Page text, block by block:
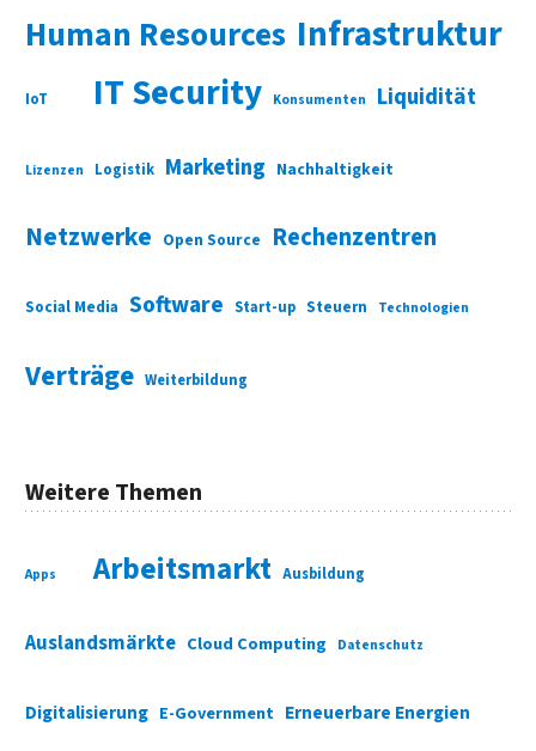
Human Resources Infrastruktur
IoT IT Security Konsumenten Liquidität
Lizenzen Logistik Marketing Nachhaltigkeit
Netzwerke Open Source Rechenzentren
Social Media Software Start-up Steuern Technologien
Verträge Weiterbildung
Weitere Themen
Apps Arbeitsmarkt Ausbildung
Auslandsmärkte Cloud Computing Datenschutz
Digitalisierung E-Government Erneuerbare Energien